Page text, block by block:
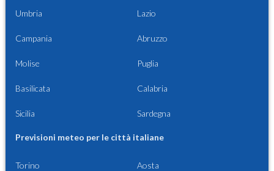
Umbria Lazio
Campania Abruzzo
Molise Puglia
Basilicata Calabria
Sicilia Sardegna
Previsioni meteo per le città italiane
Torino Aosta